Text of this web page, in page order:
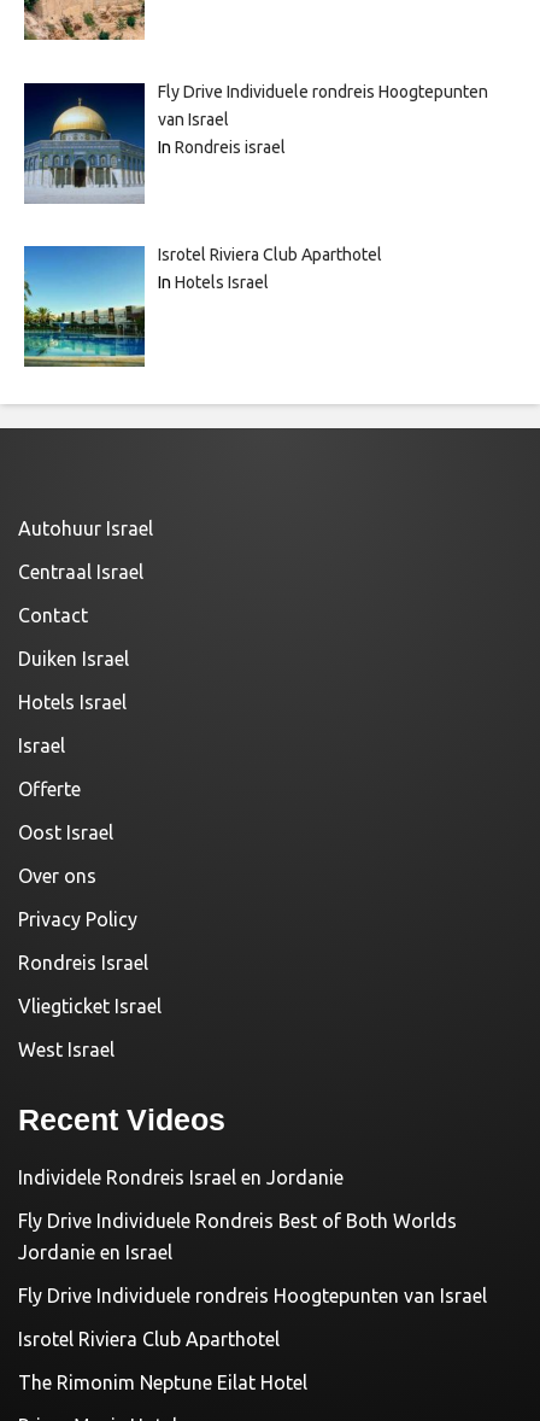
Fly Drive Individuele rondreis Hoogtepunten
van Israel
In Rondreis israel
Isrotel Riviera Club Aparthotel
In Hotels Israel
Autohuur Israel
Centraal Israel
Contact
Duiken Israel
Hotels Israel
Israel
Offerte
Oost Israel
Over ons
Privacy Policy
Rondreis Israel
Vliegticket Israel
West Israel
Recent Videos
Individele Rondreis Israel en Jordanie
Fly Drive Individuele Rondreis Best of Both Worlds
Jordanie en Israel
Fly Drive Individuele rondreis Hoogtepunten van Israel
Isrotel Riviera Club Aparthotel
The Rimonim Neptune Eilat Hotel